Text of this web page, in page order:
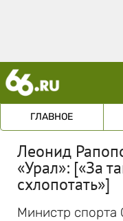
ГЛАВНОЕ
Леонид
«Урал»: [«За
схлопотать»]
Министр спорта